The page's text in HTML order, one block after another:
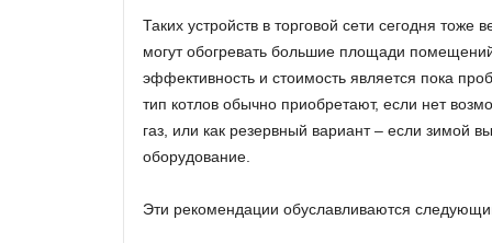
Таких устройств в торговой сети сегодня тоже
могут обогревать большие площади
эффективность и стоимость является пока
тип котлов обычно приобретают, если нет
газ, или как резервный вариант – если зимой
оборудование.
Эти рекомендации обуславливаются